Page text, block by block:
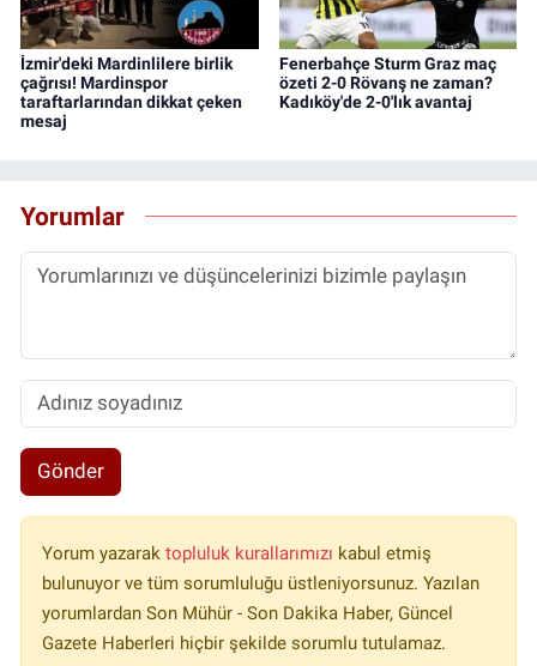
İzmir'deki Mardinlilere birlik
çağrısı! Mardinspor
taraftarlarından dikkat çeken
mesaj
Fenerbahçe Sturm Graz maç
özeti 2-0 Rövanş ne zaman?
Kadıköy'de 2-0'lık avantaj
Yorumlar
Gönder
Yorum yazarak topluluk kurallarımızı kabul etmiş
bulunuyor ve tüm sorumluluğu üstleniyorsunuz. Yazılan
yorumlardan Son Mühür - Son Dakika Haber, Güncel
Gazete Haberleri hiçbir şekilde sorumlu tutulamaz.